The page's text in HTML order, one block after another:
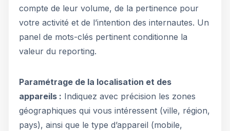
compte de leur volume, de la pertinence pour
votre activité et de l’intention des internautes. Un
panel de mots-clés pertinent conditionne la
valeur du reporting.
Paramétrage de la localisation et des
appareils : Indiquez avec précision les zones
géographiques qui vous intéressent (ville, région,
pays), ainsi que le type d’appareil (mobile,